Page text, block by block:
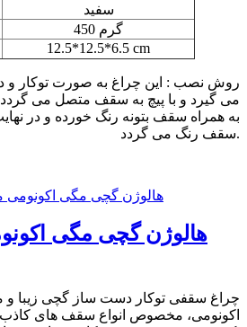
سفید
450 گرم
12.5*12.5*6.5 cm
روش نصب : این چراغ به صورت توکار و
می گیرد و با پیچ به سقف متصل می
به همراه سقف بتونه رنگ خورده و در
سقف رنگ می گردد.
هالوژن گچی مگی
چراغ سقفی توکار دست ساز گچی زیبا
اکونومی، مخصوص انواع سقف های